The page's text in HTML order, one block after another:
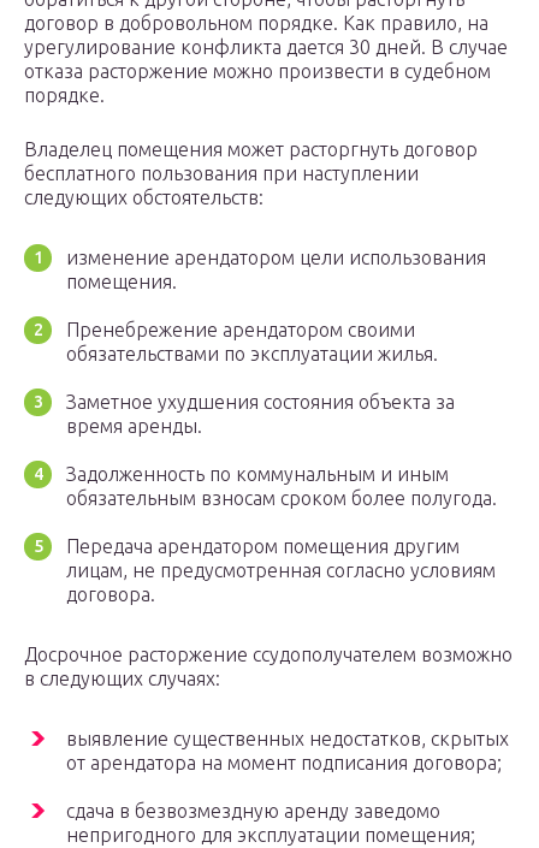
договор в добровольном порядке. Как правило, на
урегулирование конфликта дается 30 дней. В случае
отказа расторжение можно произвести в судебном
порядке.
Владелец помещения может расторгнуть договор
бесплатного пользования при наступлении
следующих обстоятельств:
изменение арендатором цели использования
помещения.
Пренебрежение арендатором своими
обязательствами по эксплуатации жилья.
Заметное ухудшения состояния объекта за
время аренды.
Задолженность по коммунальным и иным
обязательным взносам сроком более полугода.
Передача арендатором помещения другим
лицам, не предусмотренная согласно условиям
договора.
Досрочное расторжение ссудополучателем возможно
в следующих случаях:
выявление существенных недостатков, скрытых
от арендатора на момент подписания договора;
сдача в безвозмездную аренду заведомо
непригодного для эксплуатации помещения;